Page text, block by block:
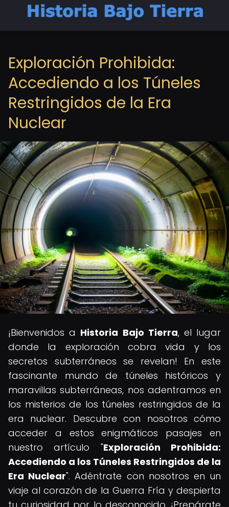
Exploración Prohibida:
Accediendo a los Túneles
Restringidos de la Era
Nuclear
¡Bienvenidos a Historia Bajo Tierra, el lugar
donde la exploración cobra vida y los
secretos subterráneos se revelan! En este
fascinante mundo de túneles históricos y
maravillas subterráneas, nos adentramos en
los misterios de los túneles restringidos de la
era nuclear. Descubre con nosotros cómo
acceder a estos enigmáticos pasajes en
nuestro artículo "Exploración Prohibida:
Accediendo a los Túneles Restringidos de la
Era Nuclear". Adéntrate con nosotros en un
viaje al corazón de la Guerra Fría y despierta